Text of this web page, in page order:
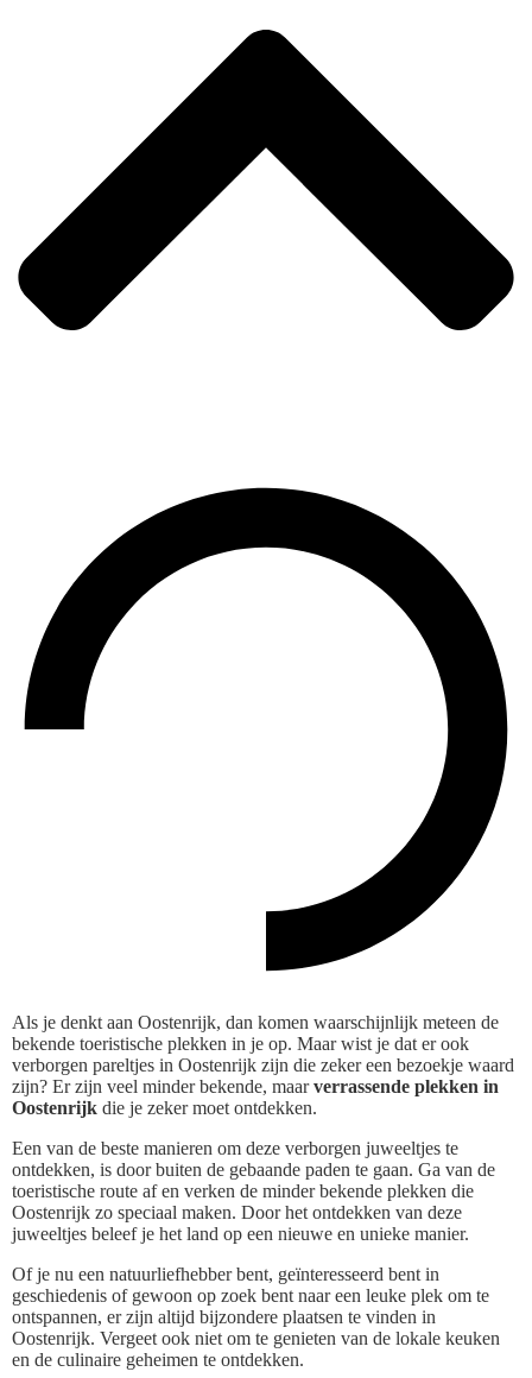
Als je denkt aan Oostenrijk, dan komen waarschijnlijk meteen de
bekende toeristische plekken in je op. Maar wist je dat er ook
verborgen pareltjes in Oostenrijk zijn die zeker een bezoekje waard
zijn? Er zijn veel minder bekende, maarverrassende plekken in
Oostenrijk die je zeker moet ontdekken.
Een van de beste manieren om deze verborgen juweeltjes te
ontdekken, is door buiten de gebaande paden te gaan. Ga van de
toeristische route af en verken de minder bekende plekken die
Oostenrijk zo speciaal maken. Door het ontdekken van deze
juweeltjes beleef je het land op een nieuwe en unieke manier.
Of je nu een natuurliefhebber bent, geïnteresseerd bent in
geschiedenis of gewoon op zoek bent naar een leuke plek om te
ontspannen, er zijn altijd bijzondere plaatsen te vinden in
Oostenrijk. Vergeet ook niet om te genieten van de lokale keuken
en de culinaire geheimen te ontdekken.